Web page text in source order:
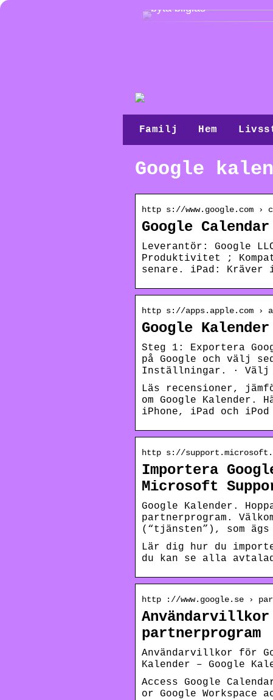
byta bilglas
Familj Hem
Google
http s://www.google.com ›
Google Calendar
Leverantör: Google
Produktivitet ;
senare. iPad: Kräver
http s://apps.apple.com ›
Google
Steg 1: Exportera
på Google och välj
Inställningar. · Välj
Läs recensioner,
om Google Kalender.
iPhone, iPad och iPod
http s://
Importera
Microsoft
Google Kalender.
partnerprogram.
(“tjänsten”), som
Lär dig hur du
du kan se alla
http ://www.google.se ›
partnerprogram
Användarvillkor för
Kalender – Google
Access Google
or Google Workspace